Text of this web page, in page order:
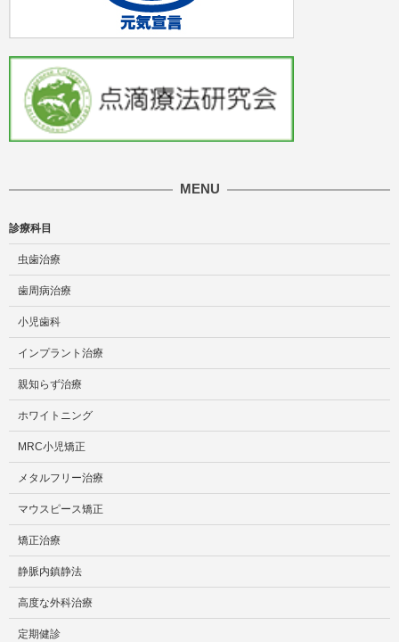
MENU
診療科目
虫歯治療
歯周病治療
小児歯科
インプラント治療
親知らず治療
ホワイトニング
MRC小児矯正
メタルフリー治療
マウスピース矯正
矯正治療
静脈内鎮静法
高度な外科治療
定期健診